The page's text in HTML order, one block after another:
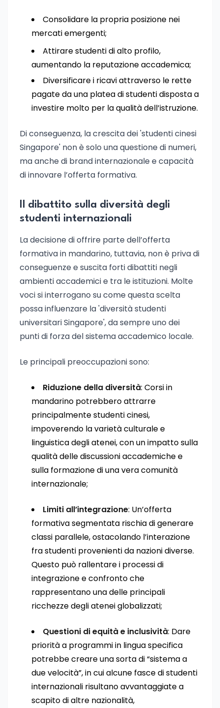
Consolidare la propria posizione nei
mercati emergenti;
Attirare studenti di alto profilo,
aumentando la reputazione accademica;
Diversificare i ricavi attraverso le rette
pagate da una platea di studenti disposta a
investire molto per la qualità dell’istruzione.
Di conseguenza, la crescita dei 'studenti cinesi
Singapore' non è solo una questione di numeri,
ma anche di brand internazionale e capacità
di innovare l’offerta formativa.
Il dibattito sulla diversità degli
studenti internazionali
La decisione di offrire parte dell’offerta
formativa in mandarino, tuttavia, non è priva di
conseguenze e suscita forti dibattiti negli
ambienti accademici e tra le istituzioni. Molte
voci si interrogano su come questa scelta
possa influenzare la 'diversità studenti
universitari Singapore', da sempre uno dei
punti di forza del sistema accademico locale.
Le principali preoccupazioni sono:
Riduzione della diversità: Corsi in
mandarino potrebbero attrarre
principalmente studenti cinesi,
impoverendo la varietà culturale e
linguistica degli atenei, con un impatto sulla
qualità delle discussioni accademiche e
sulla formazione di una vera comunità
internazionale;
Limiti all’integrazione: Un’offerta
formativa segmentata rischia di generare
classi parallele, ostacolando l’interazione
fra studenti provenienti da nazioni diverse.
Questo può rallentare i processi di
integrazione e confronto che
rappresentano una delle principali
ricchezze degli atenei globalizzati;
Questioni di equità e inclusività: Dare
priorità a programmi in lingua specifica
potrebbe creare una sorta di “sistema a
due velocità”, in cui alcune fasce di studenti
internazionali risultano avvantaggiate a
scapito di altre nazionalità,